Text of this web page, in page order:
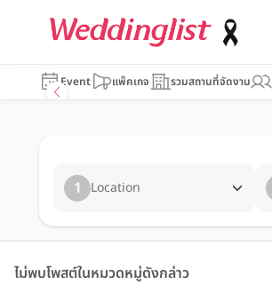
Event แพ็คเกจ รวมสถานที่จัดงาน
1 Location
ไม่พบโพสต์ในหมวดหมู่ดังกล่าว